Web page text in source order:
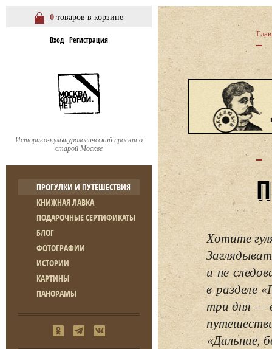
0 товаров в корзине
Вход Регистрация
Историко-культурологический проект о
старой Москве
ПРОГУЛКИ И ПУТЕШЕСТВИЯ
КНИЖНАЯ ЛАВКА
ПОДАРОЧНЫЕ СЕРТИФИКАТЫ
БЛОГ
ФОТОГРАФИИ
ИСТОРИИ
КАРТИНЫ
ПАНОРАМЫ
Хотите
и не
в разделе
три дня —
«Дальние,